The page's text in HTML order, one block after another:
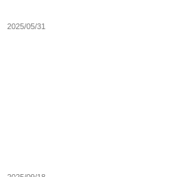
2025/05/31